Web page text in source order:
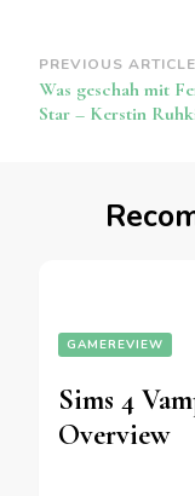
Post
PREVIOUS ARTICLE
Was geschah mit
Star – Kerstin
GAMEREVIEW
Sims 4
Overview